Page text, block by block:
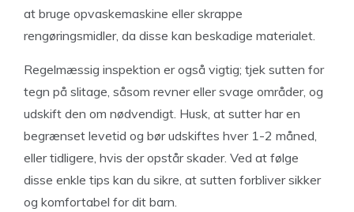
at bruge opvaskemaskine eller skrappe
rengøringsmidler, da disse kan beskadige materialet.
Regelmæssig inspektion er også vigtig; tjek sutten for
tegn på slitage, såsom revner eller svage områder, og
udskift den om nødvendigt. Husk, at sutter har en
begrænset levetid og bør udskiftes hver 1-2 måned,
eller tidligere, hvis der opstår skader. Ved at følge
disse enkle tips kan du sikre, at sutten forbliver sikker
og komfortabel for dit barn.